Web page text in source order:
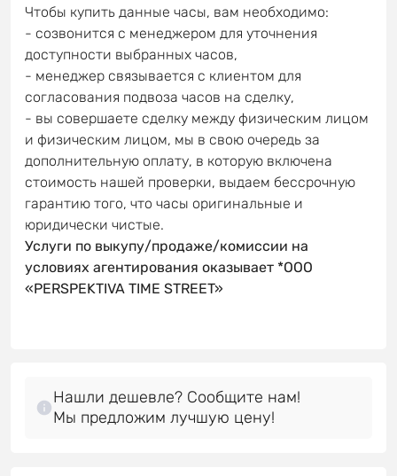
Чтобы купить данные часы, вам необходимо:
- созвонится с менеджером для уточнения
доступности выбранных часов,
- менеджер связывается с клиентом для
согласования подвоза часов на сделку,
- вы совершаете сделку между физическим лицом
и физическим лицом, мы в свою очередь за
дополнительную оплату, в которую включена
стоимость нашей проверки, выдаем бессрочную
гарантию того, что часы оригинальные и
юридически чистые.
Услуги по выкупу/продаже/комиссии на
условиях агентирования оказывает *OOO
«PERSPEKTIVA TIME STREET»
Нашли дешевле? Сообщите нам!
Мы предложим лучшую цену!